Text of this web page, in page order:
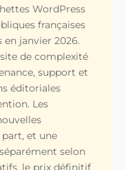
WordPress
françaises
en janvier 2026.
de complexité
support et
éditoriales
Les
et une
selon
le prix définitif